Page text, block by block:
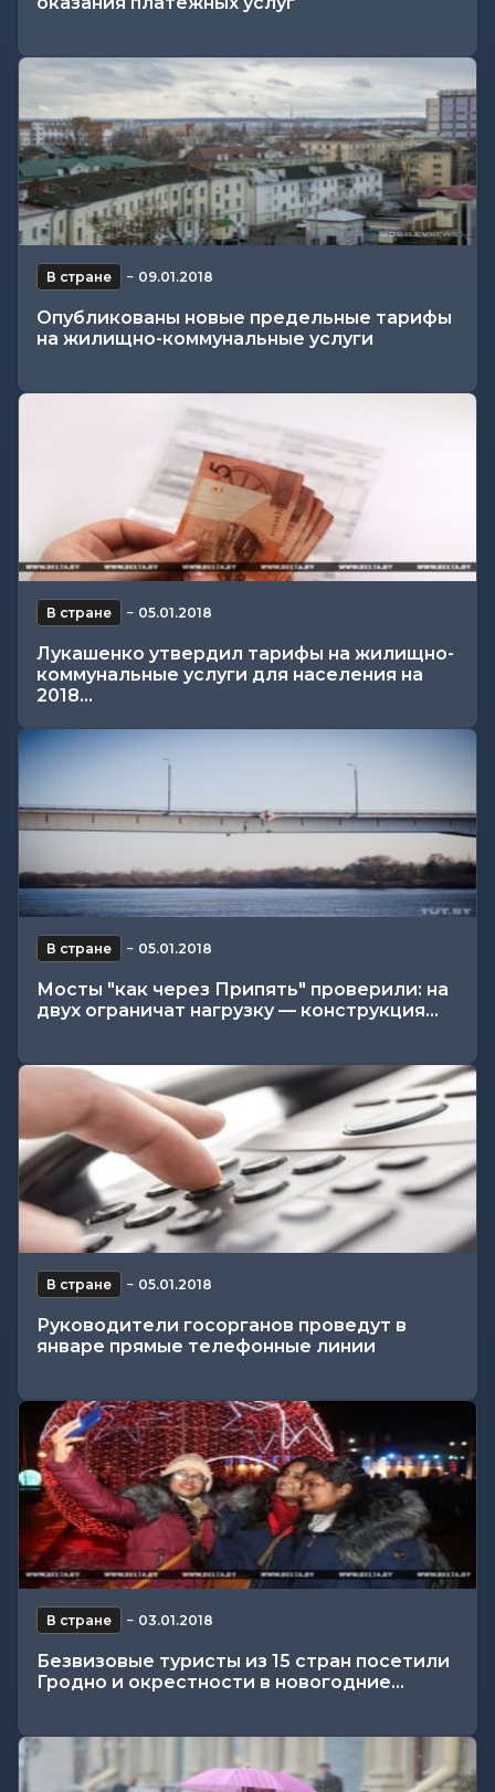
В стране − 09.01.2018
Опубликованы новые предельные тарифы
на жилищно-коммунальные услуги
В стране − 05.01.2018
Лукашенко утвердил тарифы на жилищно-
коммунальные услуги для населения на
2018...
В стране − 05.01.2018
Мосты "как через Припять" проверили: на
двух ограничат нагрузку — конструкция...
В стране − 05.01.2018
Руководители госорганов проведут в
январе прямые телефонные линии
В стране − 03.01.2018
Безвизовые туристы из 15 стран посетили
Гродно и окрестности в новогодние...